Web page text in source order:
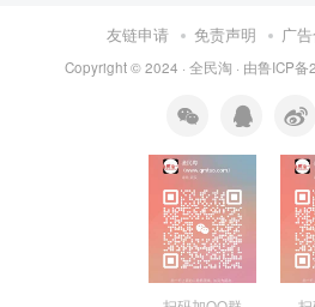
友链申请 免责声明 广
Copyright © 2024 · 全民淘 · 由鲁ICP备